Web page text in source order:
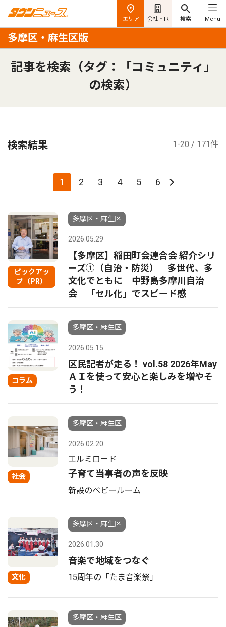
エリア 会社・IR 検索 Menu
多摩区・麻生区版
記事を検索（タグ：「コミュニティ」
の検索）
検索結果 1-20 / 171件
1 2 3 4 5 6
ピックアッ
プ（PR）
多摩区・麻生区
2026.05.29
【多摩区】稲田町会連合会 紹介シリ
ーズ①（自治・防災） 多世代、多
文化でともに 中野島多摩川自治
会 「セル化」でスピード感
コラム
多摩区・麻生区
2026.05.15
区民記者が走る！ vol.58 2026年May
ＡＩを使って安心と楽しみを増やそ
う！
社会
多摩区・麻生区
2026.02.20
エルミロード
子育て当事者の声を反映
新設のベビールーム
文化
多摩区・麻生区
2026.01.30
音楽で地域をつなぐ
15周年の「たま音楽祭」
多摩区・麻生区